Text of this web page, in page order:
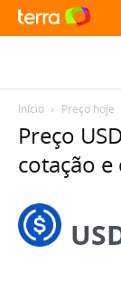
Início Preço hoje
Preço
cotação